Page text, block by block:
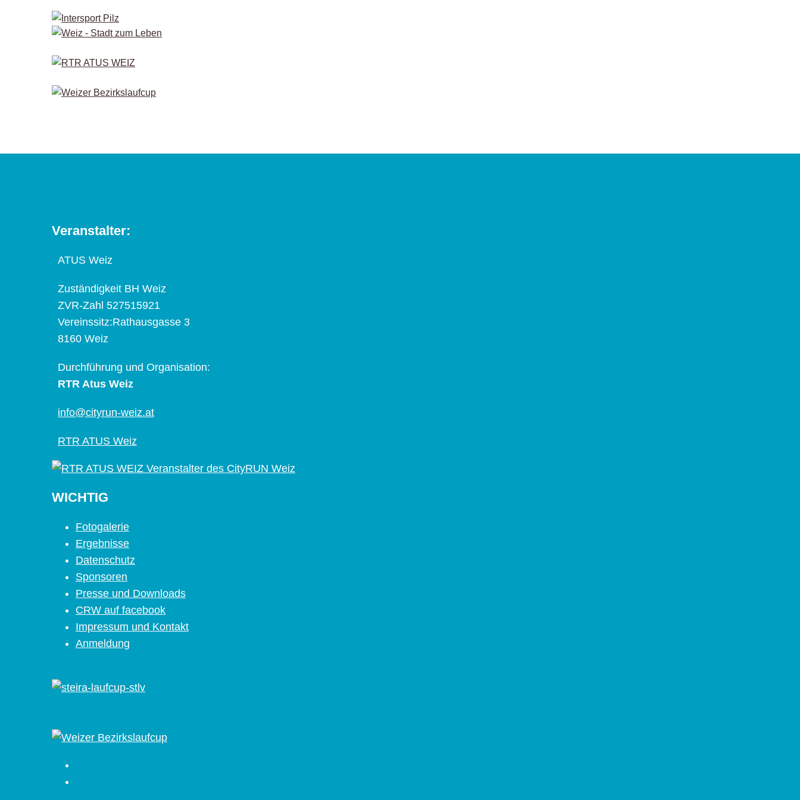
Veranstalter:
ATUS Weiz
Zuständigkeit BH Weiz
ZVR-Zahl 527515921
Vereinssitz:Rathausgasse 3
8160 Weiz
Durchführung und Organisation:
RTR Atus Weiz
info@cityrun-weiz.at
RTR ATUS Weiz
WICHTIG
Fotogalerie
Ergebnisse
Datenschutz
Sponsoren
Presse und Downloads
CRW auf facebook
Impressum und Kontakt
Anmeldung